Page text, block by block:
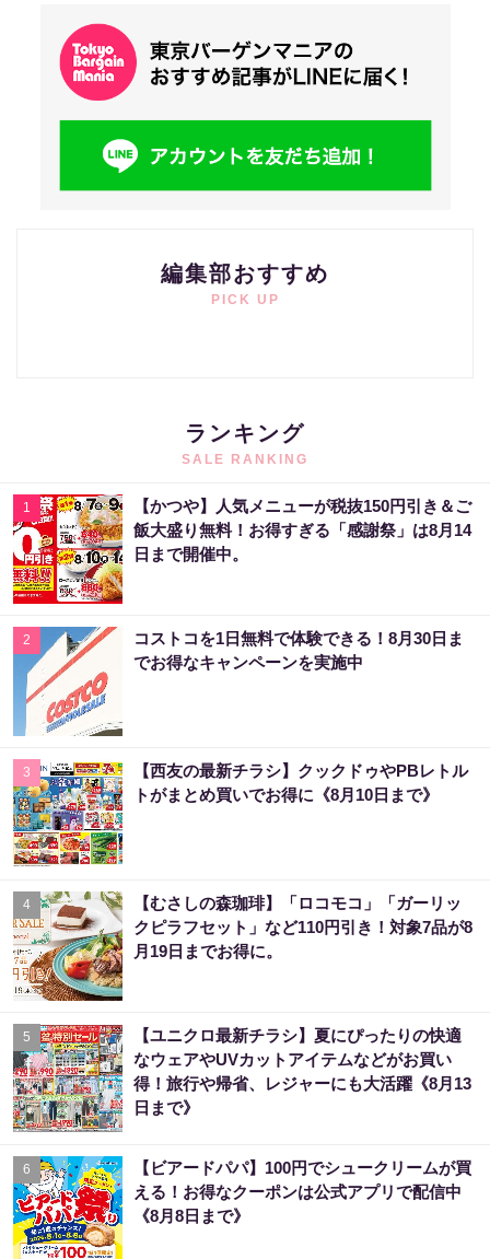
編集部おすすめ
PICK UP
ランキング
SALE RANKING
1
【かつや】人気メニューが税抜150円引き＆ご
飯大盛り無料！お得すぎる「感謝祭」は8月14
日まで開催中。
2
コストコを1日無料で体験できる！8月30日ま
でお得なキャンペーンを実施中
3
【西友の最新チラシ】クックドゥやPBレトル
トがまとめ買いでお得に《8月10日まで》
4
【むさしの森珈琲】「ロコモコ」「ガーリッ
クピラフセット」など110円引き！対象7品が8
月19日までお得に。
5
【ユニクロ最新チラシ】夏にぴったりの快適
なウェアやUVカットアイテムなどがお買い
得！旅行や帰省、レジャーにも大活躍《8月13
日まで》
6
【ビアードパパ】100円でシュークリームが買
える！お得なクーポンは公式アプリで配信中
《8月8日まで》